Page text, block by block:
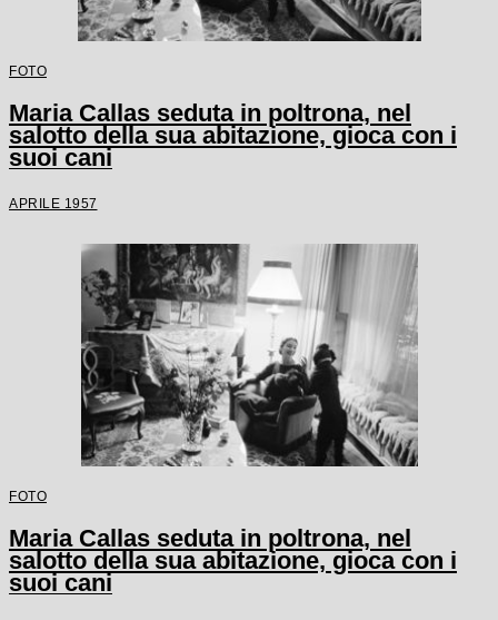
FOTO
Maria Callas seduta in poltrona, nel
salotto della sua abitazione, gioca con i
suoi cani
APRILE 1957
FOTO
Maria Callas seduta in poltrona, nel
salotto della sua abitazione, gioca con i
suoi cani